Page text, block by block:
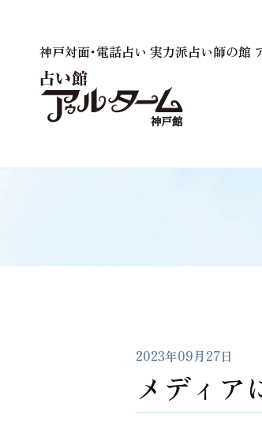
神戸対面･電話占い 実力派占い師の館
2023年09月27日
メディア